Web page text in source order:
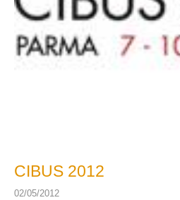
CIBUS 2012
02/05/2012